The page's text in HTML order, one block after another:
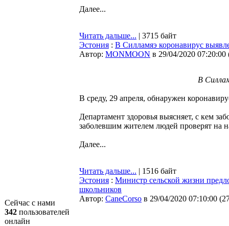
Сейчас с нами
342 пользователей
онлайн
Далее...
Читать дальше... | 3715 байт
Эстония : В Силламяэ коронавирус
Автор: MONMOON в 29/04/2020 07:20:00
В
В среду, 29 апреля, обнаружен
Департамент здоровья выясняет, с кем
заболевшим жителем людей проверят на
Далее...
Читать дальше... | 1516 байт
Эстония : Министр сельской жизни
школьников
Автор: CaneCorso в 29/04/2020 07:10:00 (